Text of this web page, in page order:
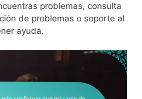
problemas, consulta
de problemas o soporte al
ayuda.